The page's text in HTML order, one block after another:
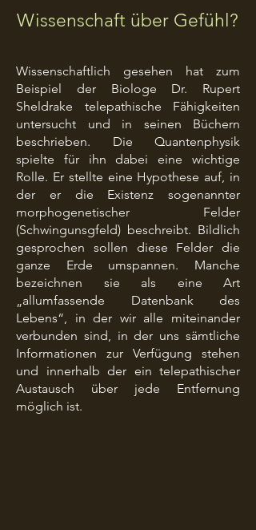
Wissenschaft über Gefühl?
Wissenschaftlich gesehen hat zum
Beispiel der Biologe Dr. Rupert
Sheldrake telepathische Fähigkeiten
untersucht und in seinen Büchern
beschrieben. Die Quantenphysik
spielte für ihn dabei eine wichtige
Rolle. Er stellte eine Hypothese auf, in
der er die Existenz sogenannter
morphogenetischer Felder
(Schwingunsgfeld) beschreibt. Bildlich
gesprochen sollen diese Felder die
ganze Erde umspannen. Manche
bezeichnen sie als eine Art
„allumfassende Datenbank des
Lebens“, in der wir alle miteinander
verbunden sind, in der uns sämtliche
Informationen zur Verfügung stehen
und innerhalb der ein telepathischer
Austausch über jede Entfernung
möglich ist.